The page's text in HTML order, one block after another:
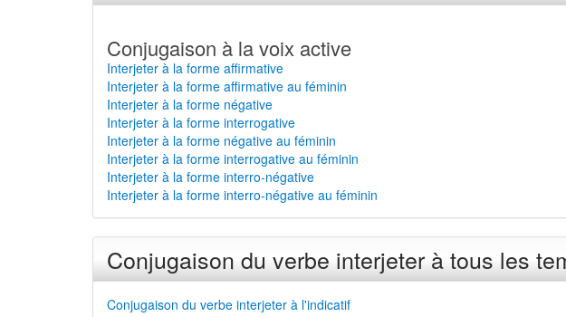
Conjugaison à la voix active
Interjeter à la forme affirmative
Interjeter à la forme affirmative au féminin
Interjeter à la forme négative
Interjeter à la forme interrogative
Interjeter à la forme négative au féminin
Interjeter à la forme interrogative au féminin
Interjeter à la forme interro-négative
Interjeter à la forme interro-négative au féminin
Conjugaison du verbe interjeter à tous les
Conjugaison du verbe interjeter à l'indicatif